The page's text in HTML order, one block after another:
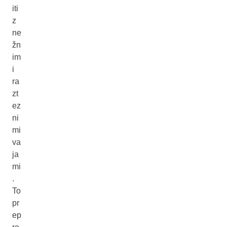
iti
z
ne
žn
im
i
ra
zt
ez
ni
mi
va
ja
mi
.
To
pr
ep